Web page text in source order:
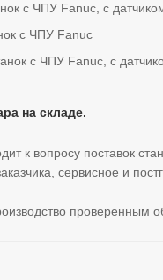
c ЧПУ Fanuc, с
c ЧПУ Fanuc
c ЧПУ Fanuc, с
на складе.
к вопросу поставок
сервисное и
проверенным